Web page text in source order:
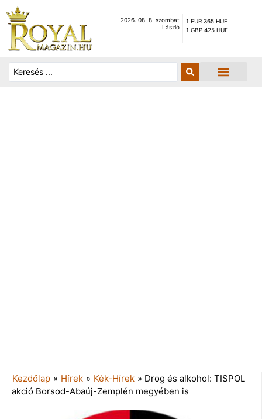
2026. 08. 8. szombat
László
1 EUR 365 HUF
1 GBP 425 HUF
Kezdőlap » Hírek » Kék-Hírek » Drog és alkohol: TISPOL
akció Borsod-Abaúj-Zemplén megyében is